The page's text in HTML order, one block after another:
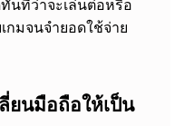
นทีว่าจะเล่นต่อหรือ
กมจนจำยอดใช้จ่าย
ยนมือถือให้เป็น